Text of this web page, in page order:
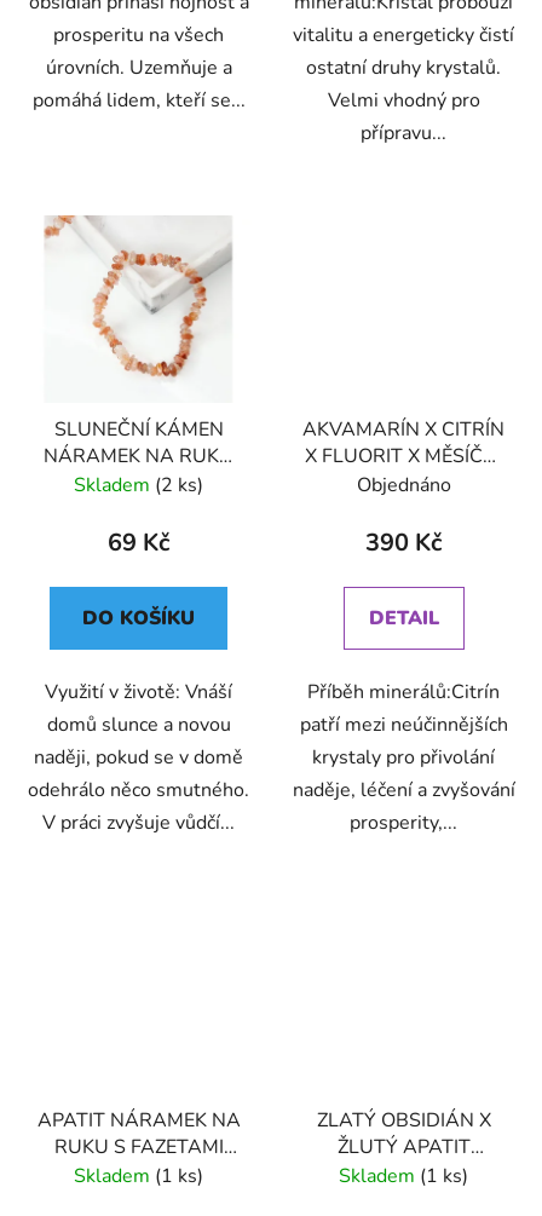
prosperitu na všech
úrovních. Uzemňuje a
pomáhá lidem, kteří se...
vitalitu a energeticky čistí
ostatní druhy krystalů.
Velmi vhodný pro
přípravu...
SLUNEČNÍ KÁMEN
NÁRAMEK NA RUKU
KLASICKÝ (UNISEX)
Skladem (2 ks)
69 Kč
DO KOŠÍKU
Využití v životě: Vnáší
domů slunce a novou
naději, pokud se v domě
odehrálo něco smutného.
V práci zvyšuje vůdčí...
AKVAMARÍN X CITRÍN
X FLUORIT X MĚSÍČNÍ
KÁMEN NÁRAMEK S
Objednáno
390 Kč
DETAIL
Příběh minerálů:Citrín
patří mezi neúčinnějších
krystaly pro přivolání
naděje, léčení a zvyšování
prosperity,...
APATIT NÁRAMEK NA
RUKU S FAZETAMI
(UNISEX) 6
Skladem (1 ks)
ZLATÝ OBSIDIÁN X
ŽLUTÝ APATIT
NÁRAMEK S
Skladem (1 ks)